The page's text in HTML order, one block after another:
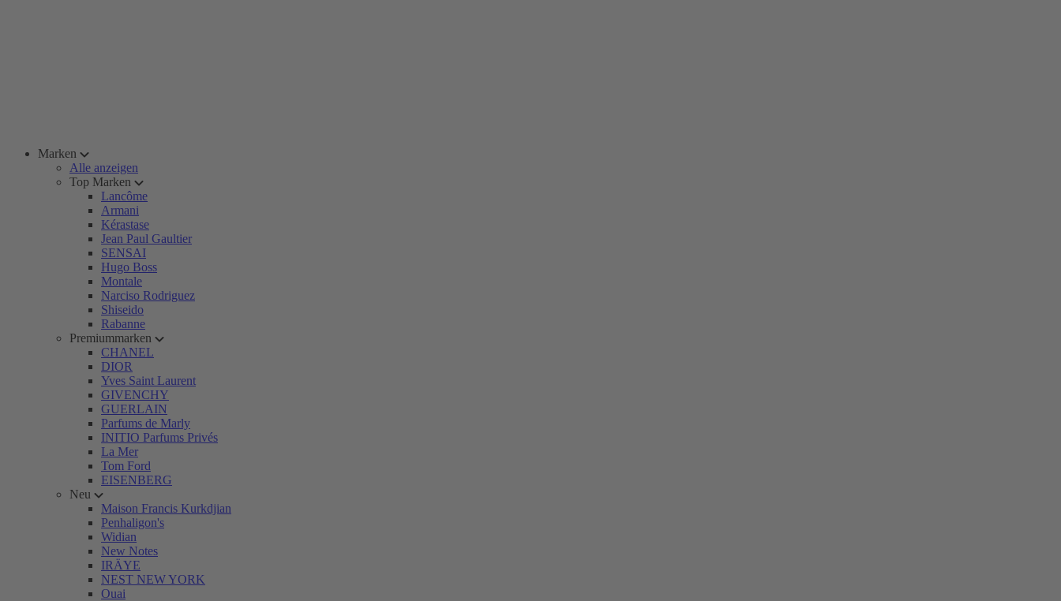
Marken
Alle anzeigen
Top Marken
Lancôme
Armani
Kérastase
Jean Paul Gaultier
SENSAI
Hugo Boss
Montale
Narciso Rodriguez
Shiseido
Rabanne
Premiummarken
CHANEL
DIOR
Yves Saint Laurent
GIVENCHY
GUERLAIN
Parfums de Marly
INITIO Parfums Privés
La Mer
Tom Ford
EISENBERG
Neu
Maison Francis Kurkdjian
Penhaligon's
Widian
New Notes
IRÄYE
NEST NEW YORK
Ouai